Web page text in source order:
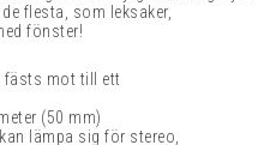
flesta, som leksaker,
fönster!
fästs mot till ett
(50 mm)
lämpa sig för stereo,